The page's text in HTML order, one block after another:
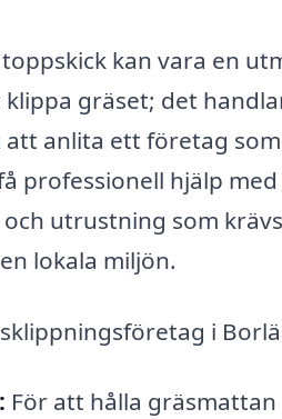
kan vara en
gräset; det
anlita ett företag
professionell hjälp
utrustning som
lokala miljön.
i
För att hålla